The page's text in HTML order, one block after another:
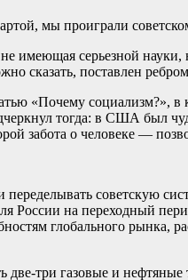
мы проиграли
имеющая серьезной
сказать, поставлен
«Почему социализм?», в
тогда: в США был
забота о человеке —
советскую
России на переходный
глобального рынка,
две-три газовые и